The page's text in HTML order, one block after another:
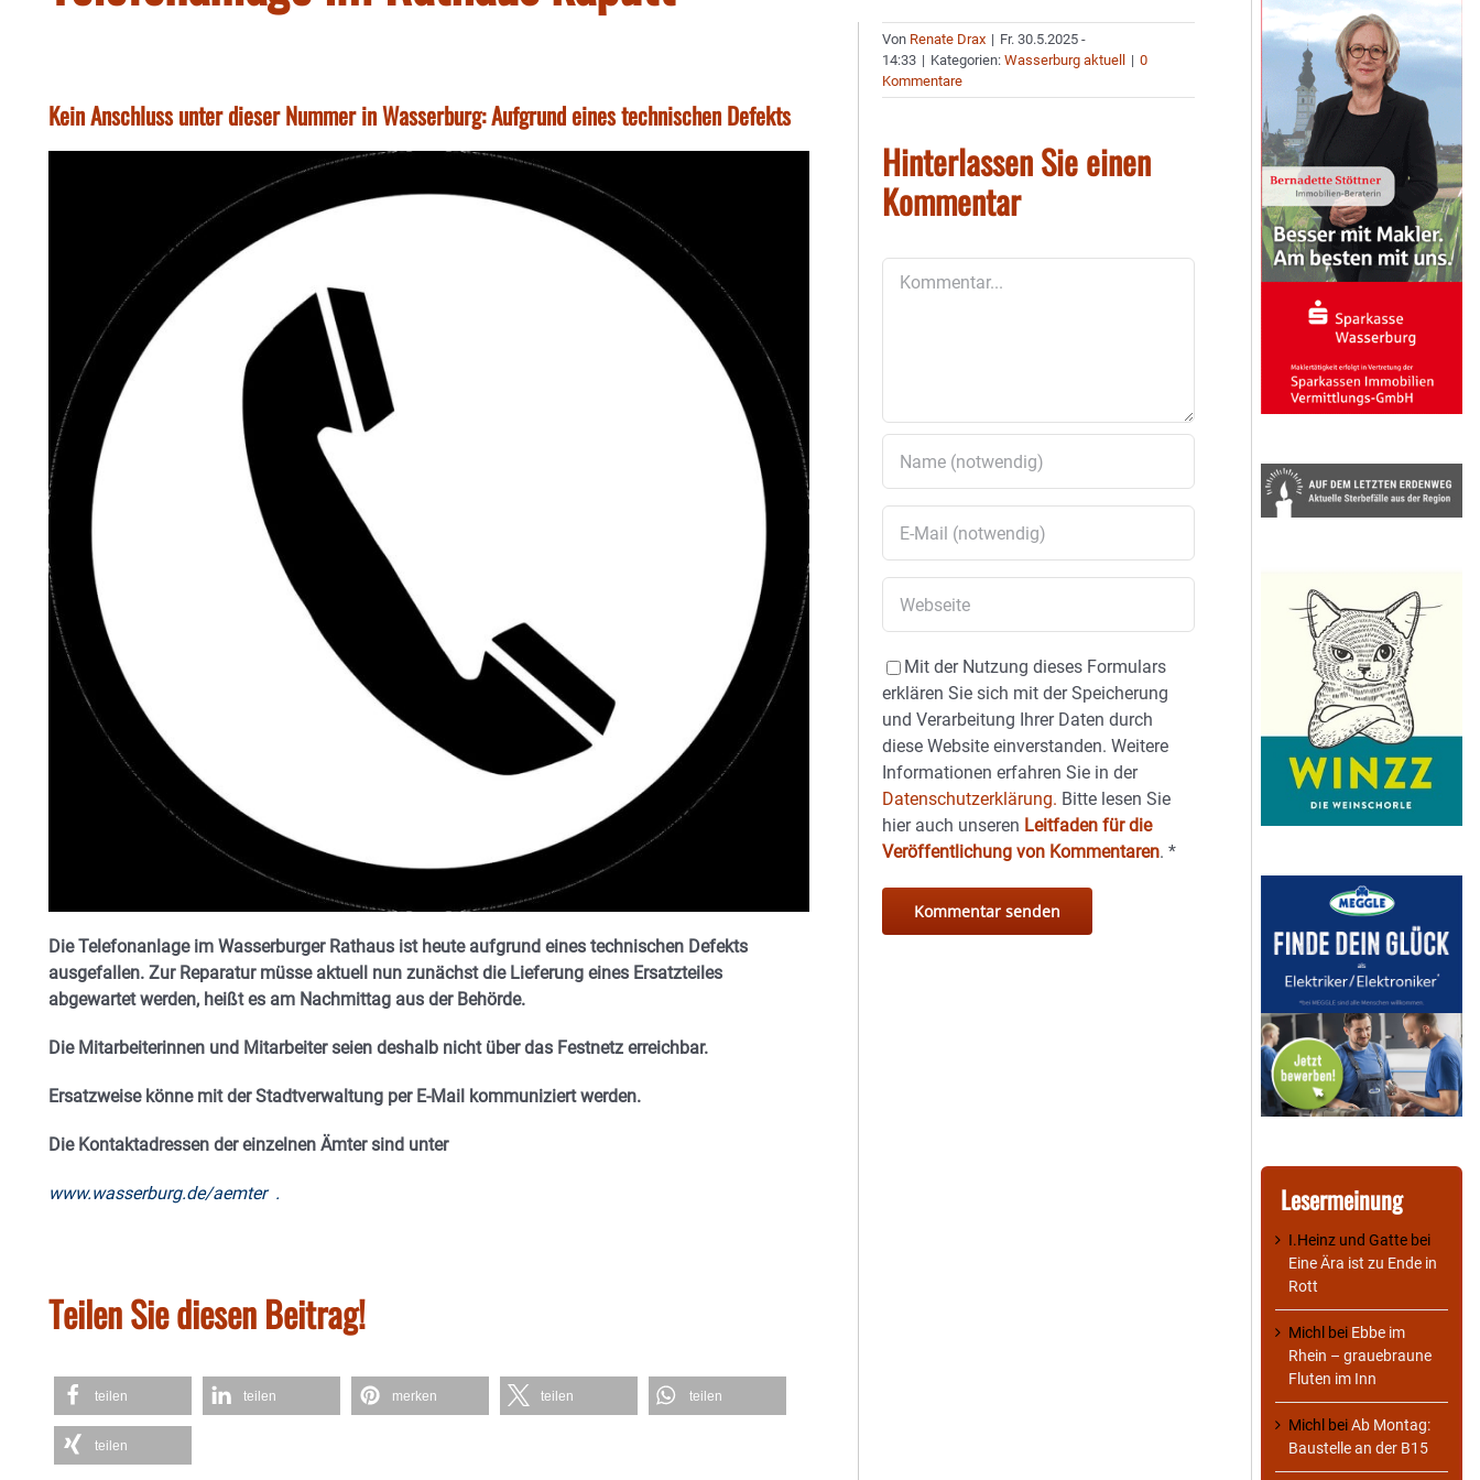
Kein Anschluss unter dieser Nummer in Wasserburg: Aufgrund eines technischen Defekts
Die Telefonanlage im Wasserburger Rathaus ist heute aufgrund eines technischen Defekts
ausgefallen. Zur Reparatur müsse aktuell nun zunächst die Lieferung eines Ersatzteiles
abgewartet werden, heißt es am Nachmittag aus der Behörde.
Die Mitarbeiterinnen und Mitarbeiter seien deshalb nicht über das Festnetz erreichbar.
Ersatzweise könne mit der Stadtverwaltung per E-Mail kommuniziert werden.
Die Kontaktadressen der einzelnen Ämter sind unter
www.wasserburg.de/aemter.
Teilen Sie diesen Beitrag!
teilen teilen merken teilen teilen
teilen
Von Renate Drax | Fr. 30.5.2025 -
14:33 | Kategorien:Wasserburg aktuell | 0
Kommentare
Hinterlassen Sie einen
Kommentar
Mit der Nutzung dieses Formulars
erklären Sie sich mit der Speicherung
und Verarbeitung Ihrer Daten durch
diese Website einverstanden. Weitere
Informationen erfahren Sie in der
Datenschutzerklärung. Bitte lesen Sie
hier auch unseren Leitfaden für die
Veröffentlichung von Kommentaren.*
Lesermeinung
I.Heinz und Gatte bei
Eine Ära ist zu Ende in
Rott
Michl bei Ebbe im
Rhein – grauebraune
Fluten im Inn
Michl beiAb Montag:
Baustelle an der B15